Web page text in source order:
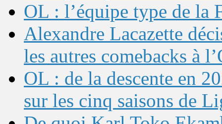
OL : l’équipe type de la
Alexandre Lacazette
les autres comebacks à
OL : de la descente en
sur les cinq saisons de